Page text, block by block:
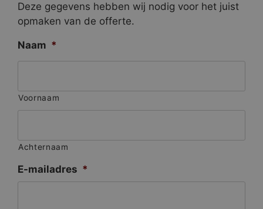
Deze gegevens hebben wij nodig voor het juist
opmaken van de offerte.
Naam *
Voornaam
Achternaam
E-mailadres *